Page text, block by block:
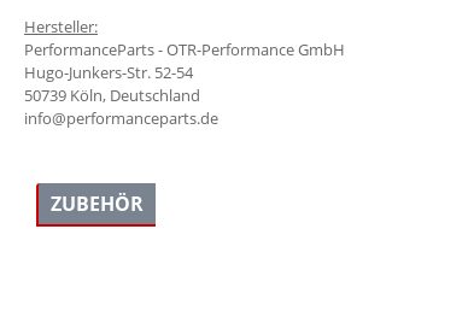
Hersteller:
PerformanceParts - OTR-Performance GmbH
Hugo-Junkers-Str. 52-54
50739 Köln, Deutschland
info@performanceparts.de
ZUBEHÖR